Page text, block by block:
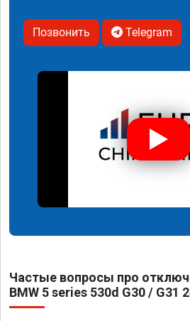
Позвонить Telegram
Частые вопросы про
BMW 5 series 530d G30 / G31